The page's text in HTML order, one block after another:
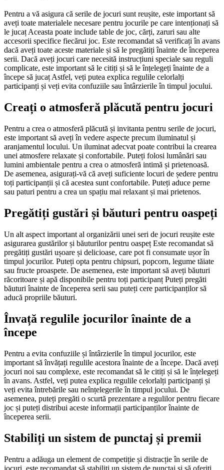
Pentru a vă asigura că serile de jocuri sunt reușite, este important să
aveți toate materialele necesare pentru jocurile pe care intenționați să
le jucaț Aceasta poate include table de joc, cărți, zaruri sau alte
accesorii specifice fiecărui joc. Este recomandat să verificați în avans
dacă aveți toate aceste materiale și să le pregătiți înainte de începerea
serii. Dacă aveți jocuri care necesită instrucțiuni speciale sau reguli
complicate, este important să le citiți și să le înțelegeți înainte de a
începe să jucaț Astfel, veți putea explica regulile celorlalți
participanți și veți evita confuziile sau întârzierile în timpul jocului.
Creați o atmosferă plăcută pentru jocuri
Pentru a crea o atmosferă plăcută și invitanta pentru serile de jocuri,
este important să aveți în vedere aspecte precum iluminatul și
aranjamentul locului. Un iluminat adecvat poate contribui la crearea
unei atmosfere relaxate și confortabile. Puteți folosi lumânări sau
lumini ambientale pentru a crea o atmosferă intimă și prietenoasă.
De asemenea, asigurați-vă că aveți suficiente locuri de ședere pentru
toți participanții și că acestea sunt confortabile. Puteți aduce perne
sau paturi pentru a crea un spațiu mai relaxant și mai prietenos.
Pregătiți gustări și băuturi pentru oaspeți
Un alt aspect important al organizării unei seri de jocuri reușite este
asigurarea gustărilor și băuturilor pentru oaspeț Este recomandat să
pregătiți gustări ușoare și delicioase, care pot fi consumate ușor în
timpul jocurilor. Puteți opta pentru chipsuri, popcorn, legume tăiate
sau fructe proaspete. De asemenea, este important să aveți băuturi
răcoritoare și apă disponibile pentru toți participanț Puteți pregăti
băuturi înainte de începerea serii sau puteți cere participanților să
aducă propriile băuturi.
Învață regulile jocurilor înainte de a
începe
Pentru a evita confuziile și întârzierile în timpul jocurilor, este
important să învățați regulile acestora înainte de a începe. Dacă aveți
jocuri noi sau complexe, este recomandat să le citiți și să le înțelegeți
în avans. Astfel, veți putea explica regulile celorlalți participanți și
veți evita întrebările sau neînțelegerile în timpul jocului. De
asemenea, puteți pregăti o scurtă prezentare a regulilor pentru fiecare
joc și puteți distribui aceste informații participanților înainte de
începerea serii.
Stabiliți un sistem de punctaj și premii
Pentru a adăuga un element de competiție și distracție în serile de
jocuri, este recomandat să stabiliți un sistem de punctaj și să oferiți